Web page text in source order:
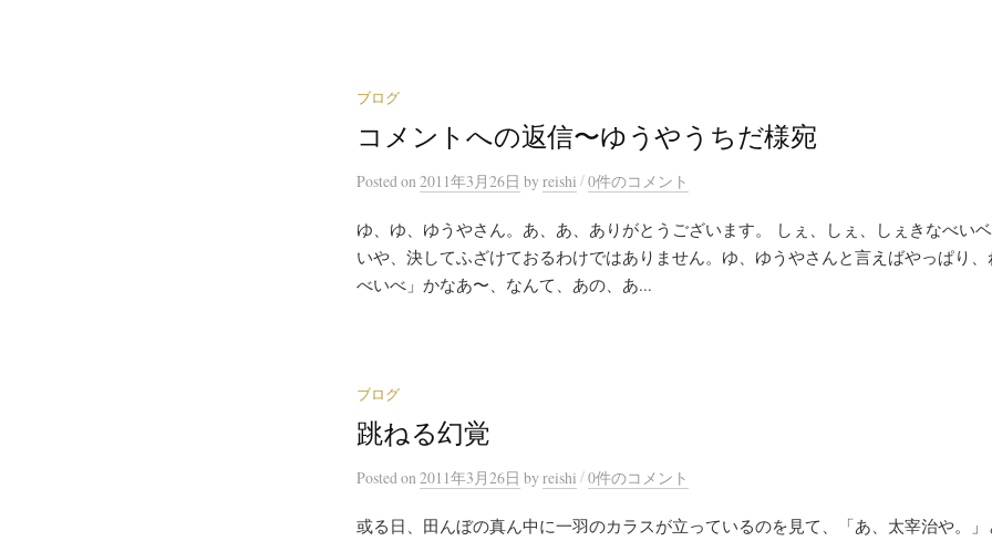
ブログ
コメントへの返信〜ゆうやうちだ様宛
Postedon 2011年3月26日 by reishi /0件のコメント
ゆ、ゆ、ゆうやさん。あ、あ、ありがとうございます。 しぇ、しぇ、しぇきなべいベ
いや、決してふざけておるわけではありません。ゆ、ゆうやさんと言えばやっぱり
べいべ」かなあ〜、なんて、あの、あ...
ブログ
跳ねる幻覚
Postedon 2011年3月26日 by reishi /0件のコメント
或る日、田んぼの真ん中に一羽のカラスが立っているのを見て、「あ、太宰治や。」